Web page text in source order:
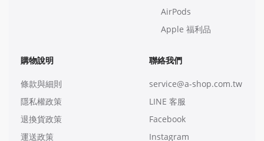
AirPods
Apple 福利品
購物說明
條款與細則
隱私權政策
退換貨政策
運送政策
聯絡我們
service@a-shop.com.tw
LINE 客服
Facebook
Instagram